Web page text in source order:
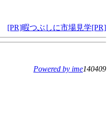
[PR]暇つぶしに市場見学[PR]
Powered by ime140409